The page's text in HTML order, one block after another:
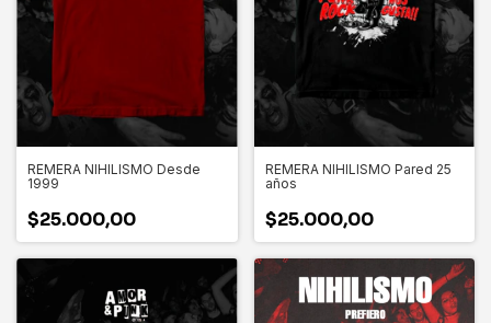
REMERA NIHILISMO Desde
1999
$25.000,00
REMERA NIHILISMO Pared 25
años
$25.000,00